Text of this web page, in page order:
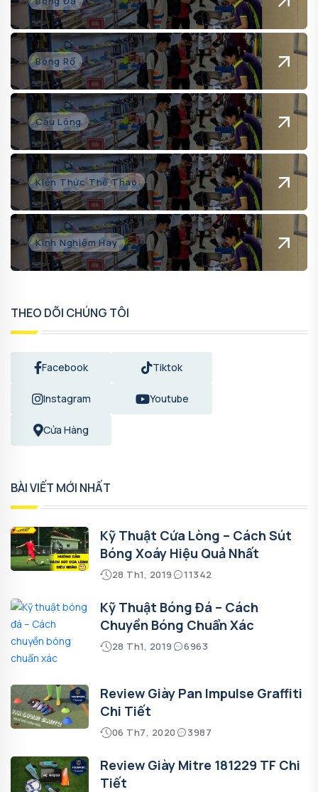
Bóng Rổ
Cầu Lông
Kiến Thức Thể Thao
Kinh Nghiệm Hay
THEO DÕI CHÚNG TÔI
Facebook Tiktok
Instagram Youtube
Cửa Hàng
BÀI VIẾT MỚI NHẤT
Kỹ Thuật Cứa Lòng – Cách Sút
Bóng Xoáy Hiệu Quả Nhất
28 Th1, 2019 11342
Kỹ Thuật Bóng Đá – Cách
Chuyền Bóng Chuẩn Xác
28 Th1, 2019 6963
Review Giày Pan Impulse Graffiti
Chi Tiết
06 Th7, 2020 3987
Review Giày Mitre 181229 TF Chi
Tiết